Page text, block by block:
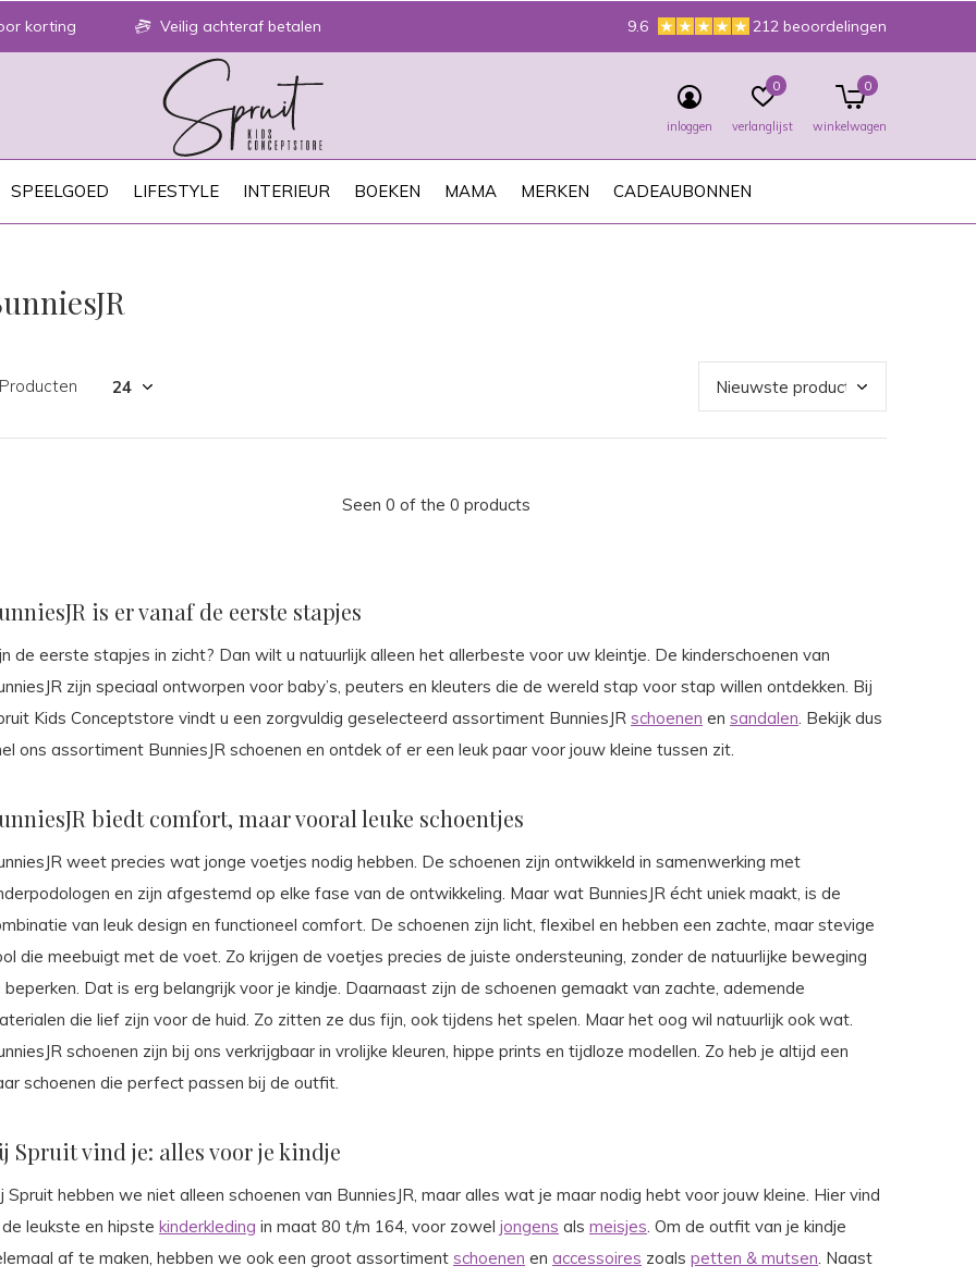
SPEELGOED LIFESTYLE INTERIEUR BOEKEN MAMA MERKEN CADEAUBONNEN
inloggen verlanglijst
0
winkelwagen
0
korting Veilig achteraf betalen 9.6 212 beoordelingen
Seen 0 of the 0 products
is er vanaf de eerste stapjes
de eerste stapjes in zicht? Dan wilt u natuurlijk alleen het allerbeste voor uw kleintje. De kinderschoenen van
zijn speciaal ontworpen voor baby’s, peuters en kleuters die de wereld stap voor stap willen ontdekken. Bij
Kids Conceptstore vindt u een zorgvuldig geselecteerd assortiment BunniesJR schoenen en sandalen. Bekijk dus
ons assortiment BunniesJR schoenen en ontdek of er een leuk paar voor jouw kleine tussen zit.
biedt comfort, maar vooral leuke schoentjes
weet precies wat jonge voetjes nodig hebben. De schoenen zijn ontwikkeld in samenwerking met
en zijn afgestemd op elke fase van de ontwikkeling. Maar wat BunniesJR écht uniek maakt, is de
van leuk design en functioneel comfort. De schoenen zijn licht, flexibel en hebben een zachte, maar stevige
die meebuigt met de voet. Zo krijgen de voetjes precies de juiste ondersteuning, zonder de natuurlijke beweging
beperken. Dat is erg belangrijk voor je kindje. Daarnaast zijn de schoenen gemaakt van zachte, ademende
die lief zijn voor de huid. Zo zitten ze dus fijn, ook tijdens het spelen. Maar het oog wil natuurlijk ook wat.
schoenen zijn bij ons verkrijgbaar in vrolijke kleuren, hippe prints en tijdloze modellen. Zo heb je altijd een
schoenen die perfect passen bij de outfit.
Spruit vind je: alles voor je kindje
Spruit hebben we niet alleen schoenen van BunniesJR, maar alles wat je maar nodig hebt voor jouw kleine. Hier vind
leukste en hipste kinderkleding in maat 80 t/m 164, voor zowel jongens als meisjes. Om de outfit van je kindje
af te maken, hebben we ook een groot assortiment schoenen en accessoires zoals petten & mutsen. Naast